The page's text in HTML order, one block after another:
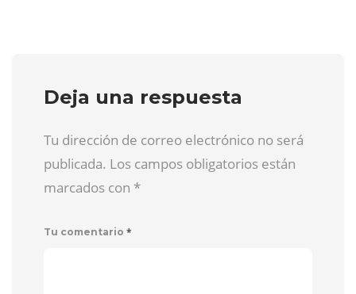
Deja una respuesta
Tu dirección de correo electrónico no será
publicada. Los campos obligatorios están
marcados con *
Tu comentario *